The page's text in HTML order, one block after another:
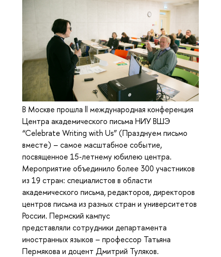
В Москве прошла ll международная конференция
Центра академического письма НИУ ВШЭ
“Celebrate Writing with Us” (Празднуем письмо
вместе) – самое масштабное событие,
посвященное 15-летнему юбилею центра.
Мероприятие объединило более 300 участников
из 19 стран: специалистов в области
академического письма, редакторов, директоров
центров письма из разных стран и университетов
России. Пермский кампус
представляли сотрудники департамента
иностранных языков – профессор Татьяна
Пермякова и доцент Дмитрий Туляков.